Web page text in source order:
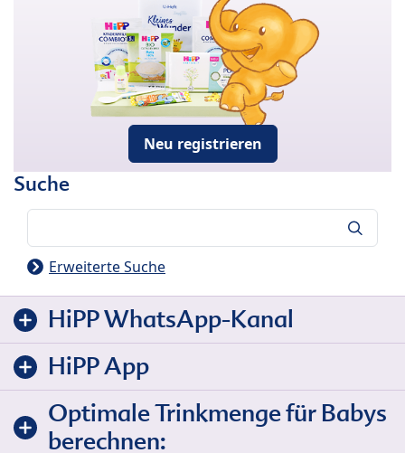
Neu registrieren
Suche
Erweiterte Suche
HiPP WhatsApp-Kanal
HiPP App
Optimale Trinkmenge für Babys
berechnen: